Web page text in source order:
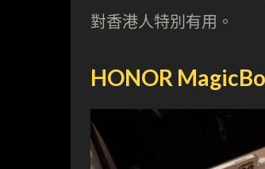
對香港人特別有用。
HONOR